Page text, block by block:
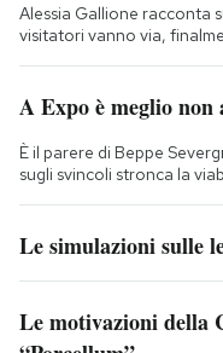
Alessia Gallione racconta
visitatori vanno via,
A Expo è meglio
È il parere di Beppe
sugli svincoli stronca la
Le simulazioni sulle
Le motivazioni della